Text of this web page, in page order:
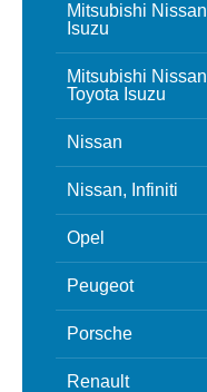
Mitsubishi Nissan
Isuzu
Mitsubishi Nissan
Toyota Isuzu
Nissan
Nissan, Infiniti
Opel
Peugeot
Porsche
Renault